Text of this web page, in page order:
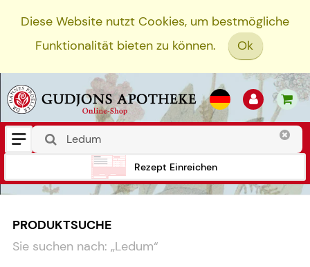
Diese Website nutzt Cookies, um bestmögliche
Funktionalität bieten zu können.
Ok
Rezept Einreichen
PRODUKTSUCHE
Sie suchen nach: „Ledum“